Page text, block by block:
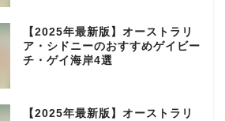
【2025年最新版】オーストラリ
ア・シドニーのおすすめゲイビー
チ・ゲイ海岸4選
【2025年最新版】オーストラリ